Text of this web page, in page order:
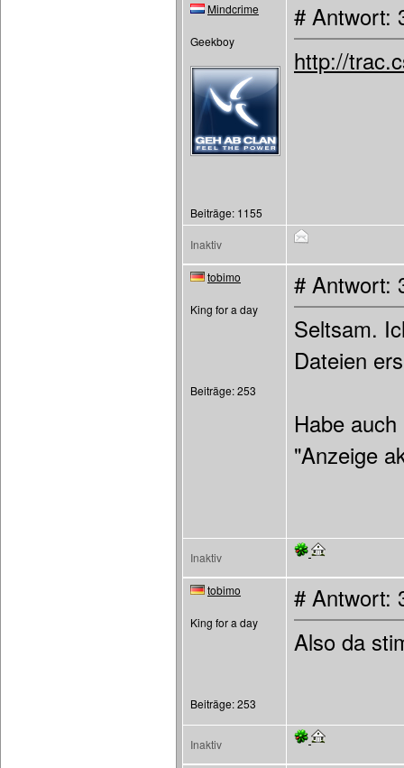
Mindcrime
Geekboy
Beiträge: 1155
# Antwort:
http://
Inaktiv
tobimo
King for a day
Beiträge: 253
# Antwort:
Seltsam.
Dateien
Habe
"Anzeige
Inaktiv
tobimo
King for a day
Beiträge: 253
# Antwort:
Also da
Inaktiv